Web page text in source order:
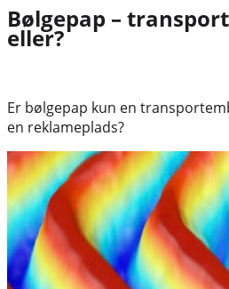
Bølgepap –
eller?
Er bølgepap kun en
en reklameplads?